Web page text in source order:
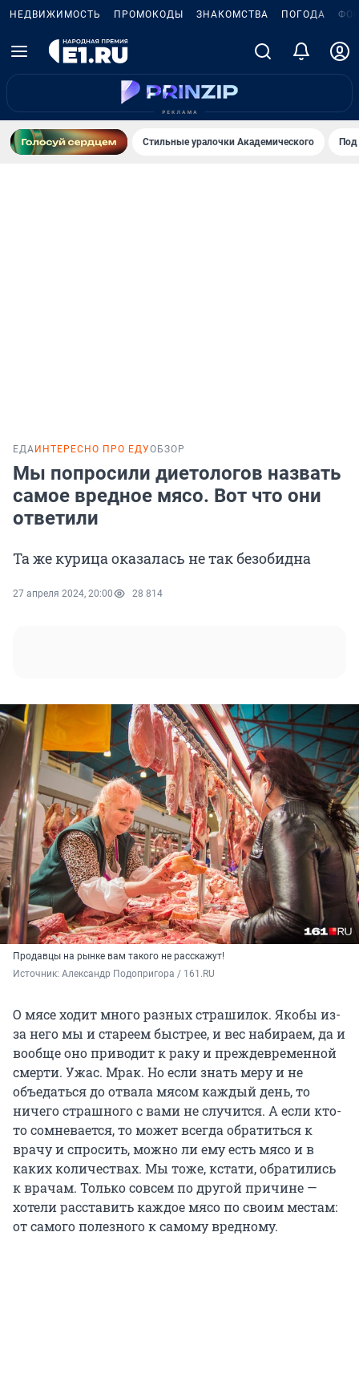
НЕДВИЖИМОСТЬ ПРОМОКОДЫ ЗНАКОМСТВА ПОГОДА
Стильные уралочки Академического
ЕДА ИНТЕРЕСНО ПРО ЕДУОБЗОР
Мы попросили диетологов назвать
самое вредное мясо. Вот что они
ответили
Та же курица оказалась не так безобидна
27 апреля 2024, 20:00 28 814
Продавцы на рынке вам такого не расскажут!
Источник: Александр Подопригора / 161.RU
О мясе ходит много разных страшилок. Якобы из-
за него мы и стареем быстрее, и вес набираем, да и
вообще оно приводит к раку и преждевременной
смерти. Ужас. Мрак. Но если знать меру и не
объедаться до отвала мясом каждый день, то
ничего страшного с вами не случится. А если кто-
то сомневается, то может всегда обратиться к
врачу и спросить, можно ли ему есть мясо и в
каких количествах. Мы тоже, кстати, обратились
к врачам. Только совсем по другой причине —
хотели расставить каждое мясо по своим местам:
от самого полезного к самому вредному.